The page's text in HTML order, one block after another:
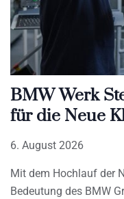
BMW Werk
für die Neue
6. August 2026
Mit dem Hochlauf der
Bedeutung des BMW